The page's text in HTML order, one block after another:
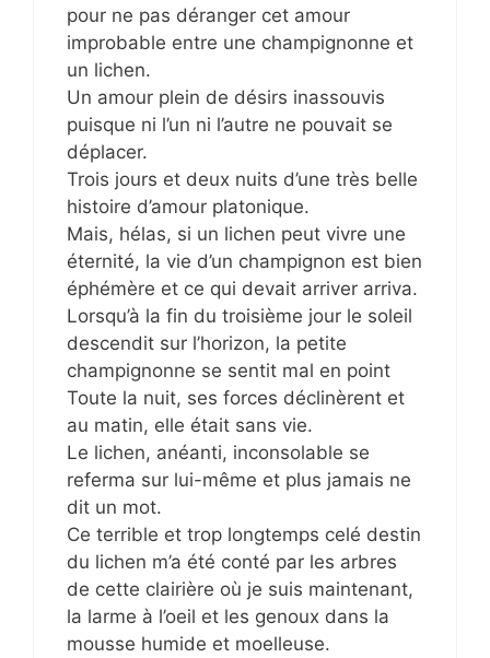
pour ne pas déranger cet amour
improbable entre une champignonne et
un lichen.
Un amour plein de désirs inassouvis
puisque ni l’un ni l’autre ne pouvait se
déplacer.
Trois jours et deux nuits d’une très belle
histoire d’amour platonique.
Mais, hélas, si un lichen peut vivre une
éternité, la vie d’un champignon est bien
éphémère et ce qui devait arriver arriva.
Lorsqu’à la fin du troisième jour le soleil
descendit sur l’horizon, la petite
champignonne se sentit mal en point
Toute la nuit, ses forces déclinèrent et
au matin, elle était sans vie.
Le lichen, anéanti, inconsolable se
referma sur lui-même et plus jamais ne
dit un mot.
Ce terrible et trop longtemps celé destin
du lichen m’a été conté par les arbres
de cette clairière où je suis maintenant,
la larme à l’oeil et les genoux dans la
mousse humide et moelleuse.